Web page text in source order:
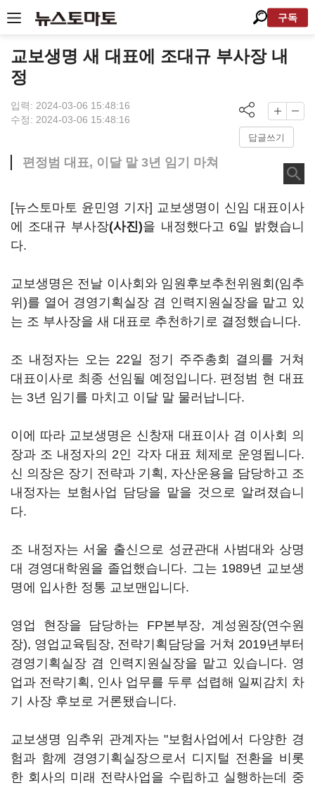
구독
교보생명 새 대표에 조대규 부사장 내
정
입력: 2024-03-06 15:48:16
수정: 2024-03-06 15:48:16
답글쓰기
편정범 대표, 이달 말 3년 임기 마쳐
[뉴스토마토 윤민영 기자] 교보생명이 신임 대표이사
에 조대규 부사장(사진)을 내정했다고 6일 밝혔습니
다.
교보생명은 전날 이사회와 임원후보추천위원회(임추
위)를 열어 경영기획실장 겸 인력지원실장을 맡고 있
는 조 부사장을 새 대표로 추천하기로 결정했습니다.
조 내정자는 오는 22일 정기 주주총회 결의를 거쳐
대표이사로 최종 선임될 예정입니다. 편정범 현 대표
는 3년 임기를 마치고 이달 말 물러납니다.
이에 따라 교보생명은 신창재 대표이사 겸 이사회 의
장과 조 내정자의 2인 각자 대표 체제로 운영됩니다.
신 의장은 장기 전략과 기획, 자산운용을 담당하고 조
내정자는 보험사업 담당을 맡을 것으로 알려졌습니
다.
조 내정자는 서울 출신으로 성균관대 사범대와 상명
대 경영대학원을 졸업했습니다. 그는 1989년 교보생
명에 입사한 정통 교보맨입니다.
영업 현장을 담당하는 FP본부장, 계성원장(연수원
장), 영업교육팀장, 전략기획담당을 거쳐 2019년부터
경영기획실장 겸 인력지원실장을 맡고 있습니다. 영
업과 전략기획, 인사 업무를 두루 섭렵해 일찌감치 차
기 사장 후보로 거론됐습니다.
교보생명 임추위 관계자는 "보험사업에서 다양한 경
험과 함께 경영기획실장으로서 디지털 전환을 비롯
한 회사의 미래 전략사업을 수립하고 실행하는데 중